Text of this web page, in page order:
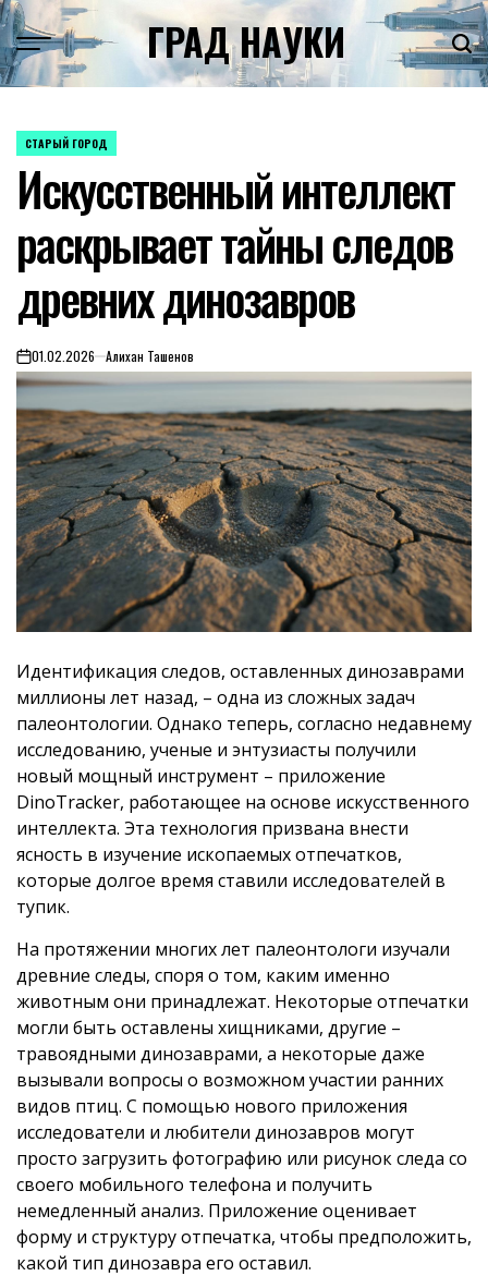
Skip
to
content
ГРАД НАУКИ
POSTED
СТАРЫЙ ГОРОД
Искусственный интеллект
раскрывает тайны следов
древних динозавров
on01.02.2026 Алихан Ташенов
Идентификация следов, оставленных динозаврами
миллионы лет назад, – одна из сложных задач
палеонтологии. Однако теперь, согласно недавнему
исследованию, ученые и энтузиасты получили
новый мощный инструмент – приложение
DinoTracker, работающее на основе искусственного
интеллекта. Эта технология призвана внести
ясность в изучение ископаемых отпечатков,
которые долгое время ставили исследователей в
тупик.
На протяжении многих лет палеонтологи изучали
древние следы, споря о том, каким именно
животным они принадлежат. Некоторые отпечатки
могли быть оставлены хищниками, другие –
травоядными динозаврами, а некоторые даже
вызывали вопросы о возможном участии ранних
видов птиц. С помощью нового приложения
исследователи и любители динозавров могут
просто загрузить фотографию или рисунок следа со
своего мобильного телефона и получить
немедленный анализ. Приложение оценивает
форму и структуру отпечатка, чтобы предположить,
какой тип динозавра его оставил.